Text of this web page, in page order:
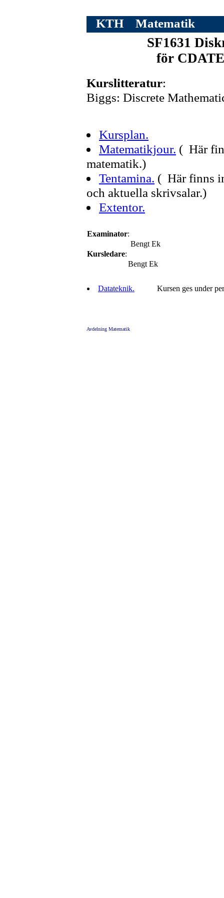
KTH Matematik
SF1631
för
Kurslitteratur:
Biggs: Discrete
Kursplan.
Matematikjour. ( Här
matematik.)
Tentamina. ( Här finns
och aktuella skrivsalar.)
Extentor.
Examinator:
Bengt Ek
Kursledare:
Bengt Ek
Datateknik. Kursen ges under
Avdelning Matematik